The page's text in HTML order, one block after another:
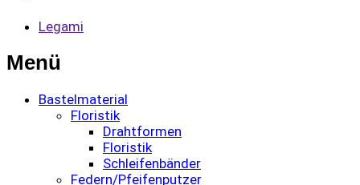
Legami
Menü
Bastelmaterial
Floristik
Drahtformen
Floristik
Schleifenbänder
Federn/Pfeifenputzer